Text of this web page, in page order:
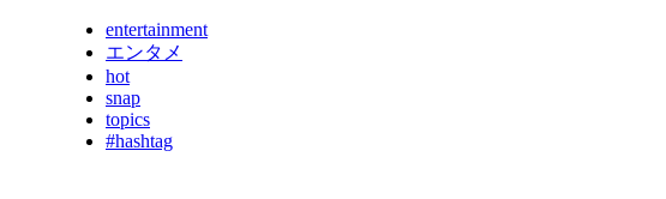
entertainment
エンタメ
hot
snap
topics
#hashtag